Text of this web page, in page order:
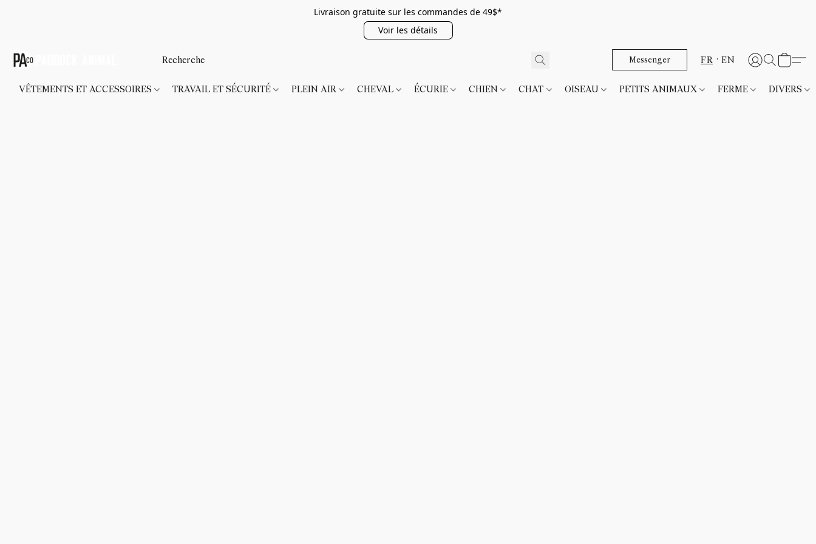
Livraison gratuite sur les commandes de 49$*
Voir les détails
Messenger FR EN
VÊTEMENTS ET ACCESSOIRES TRAVAIL ET SÉCURITÉ PLEIN AIR CHEVAL ÉCURIE CHIEN CHAT OISEAU PETITS ANIMAUX FERME DIVERS